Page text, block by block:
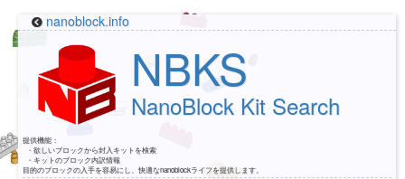
nanoblock.info
NBKS
NanoBlock Kit Search
提供機能：
・欲しいブロックから封入キットを検索
・キットのブロック内訳情報
目的のブロックの入手を容易にし、快適なnanoblockライフを提供します。